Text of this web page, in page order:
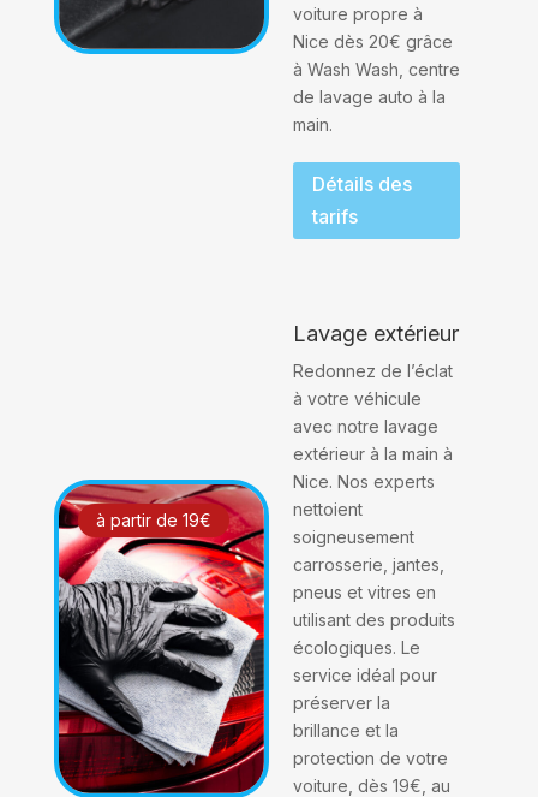
voiture propre à
Nice dès 20€ grâce
à Wash Wash, centre
de lavage auto à la
main.
Détails des
tarifs
à partir de 19€
Lavage extérieur
Redonnez de l’éclat
à votre véhicule
avec notre lavage
extérieur à la main à
Nice. Nos experts
nettoient
soigneusement
carrosserie, jantes,
pneus et vitres en
utilisant des produits
écologiques. Le
service idéal pour
préserver la
brillance et la
protection de votre
voiture, dès 19€, au